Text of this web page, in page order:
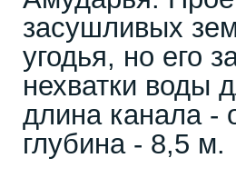
засушливых
угодья, но его
нехватки воды
длина канала -
глубина - 8,5 м.